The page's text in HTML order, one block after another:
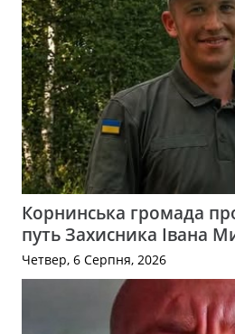
Корнинська громада
путь Захисника Івана
Четвер, 6 Серпня, 2026